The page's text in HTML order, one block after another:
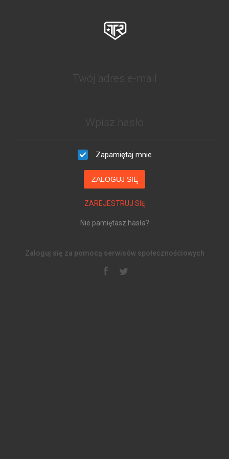
Zapamiętaj mnie
ZALOGUJ SIĘ
ZAREJESTRUJ SIĘ
Nie pamiętasz hasła?
Zaloguj się za pomocą serwisów społecznościowych